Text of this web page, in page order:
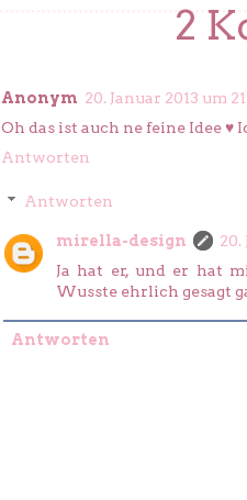
2
Anonym 20. Januar 2013 um
Oh das ist auch ne feine Idee
Antworten
Antworten
mirella-design
20.
Ja hat er, und er hat
Wusste ehrlich gesagt
Antworten